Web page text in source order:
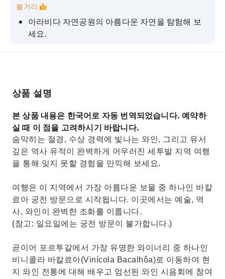
볼거리
아라비다 자연공원의 아름다운 자연을 탐험해 보
세요.
세계적으로 유명한 상징적인 Moscatel de
상품 설명
본 상품 내용은 한국어로 자동 번역되었습니다. 예약하
실 때 이 점을 고려하시기 바랍니다.
숨막히는 절경, 수상 경력에 빛나는 와인, 그리고 유서
깊은 역사 유적이 완벽하게 어우러진 세투발 지역 여행
을 통해 잊지 못할 경험을 만끽해 보세요.
여행은 이 지역에서 가장 아름다운 보물 중 하나인 바칼
료아 궁전 방문으로 시작됩니다. 이곳에서는 예술, 역
사, 와인이 완벽한 조화를 이룹니다.
(참고: 일요일에는 궁전 방문이 불가합니다.)
곧이어 포르투갈에서 가장 유명한 와이너리 중 하나인
비니콜라 바칼료아(Vinícola Bacalhôa)로 이동하여 현
지 와인 전통에 대해 배우고 엄선된 와인 시음회에 참여